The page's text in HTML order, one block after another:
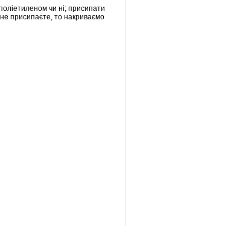
чи ні; присипати
присипаєте, то накриваємо